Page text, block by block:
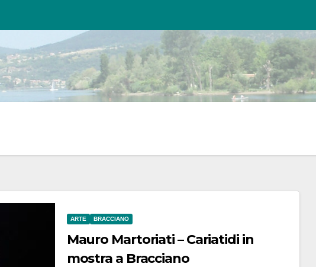
ARTE BRACCIANO
Mauro Martoriati – Cariatidi in
mostra a Bracciano